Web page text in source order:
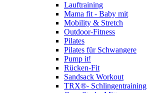
Lauftraining
Mama fit - Baby mit
Mobility & Stretch
Outdoor-Fitness
Pilates
Pilates für Schwangere
Pump it!
Rücken-Fit
Sandsack Workout
TRX®- Schlingentraining